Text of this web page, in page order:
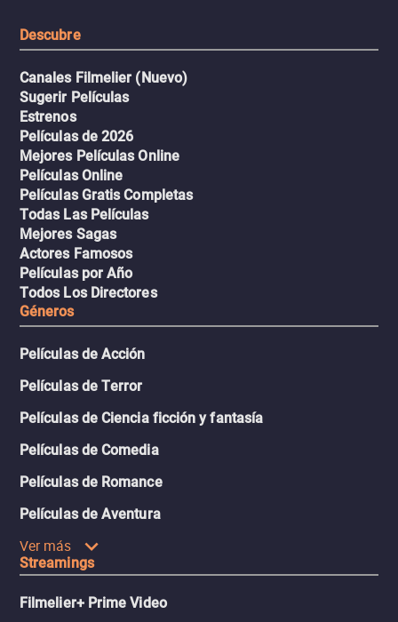
Descubre
Canales Filmelier (Nuevo)
Sugerir Películas
Estrenos
Películas de 2026
Mejores Películas Online
Películas Online
Películas Gratis Completas
Todas Las Películas
Mejores Sagas
Actores Famosos
Películas por Año
Todos Los Directores
Géneros
Películas de Acción
Películas de Terror
Películas de Ciencia ficción y fantasía
Películas de Comedia
Películas de Romance
Películas de Aventura
Ver más
Streamings
Filmelier+ Prime Video